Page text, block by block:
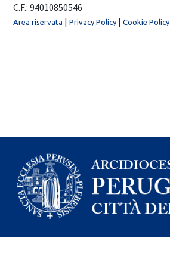
C.F.: 94010850546
Area riservata |Privacy Policy |Cookie Policy